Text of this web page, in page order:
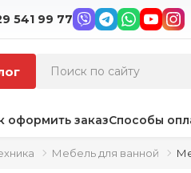
541 99 77
оформить заказСпособы
Мебель для ванной